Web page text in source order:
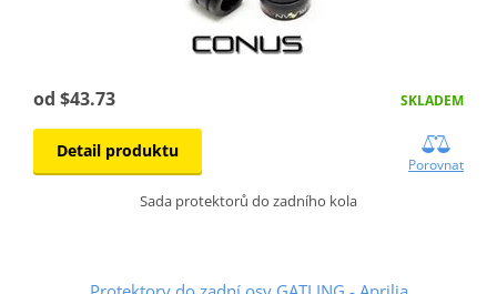
od $43.73 SKLADEM
Detail produktu
Porovnat
Sada protektorů do zadního kola